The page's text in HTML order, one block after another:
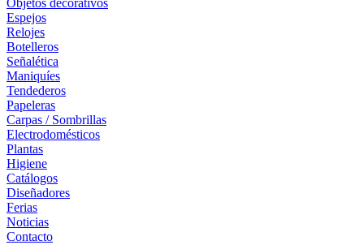
Objetos decorativos
Espejos
Relojes
Botelleros
Señalética
Maniquíes
Tendederos
Papeleras
Carpas / Sombrillas
Electrodomésticos
Plantas
Higiene
Catálogos
Diseñadores
Ferias
Noticias
Contacto